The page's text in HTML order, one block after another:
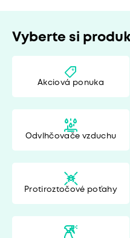
Vyberte si
Akciová ponuka
Odvlhčovače vzduchu
Protiroztočové poťahy